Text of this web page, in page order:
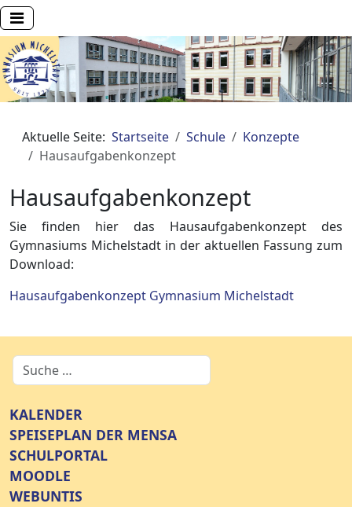
Aktuelle Seite: Startseite Schule
Konzepte
Hausaufgabenkonzept
Hausaufgabenkonzept
Sie finden hier das Hausaufgabenkonzept des
Gymnasiums Michelstadt in der aktuellen Fassung zum
Download:
Hausaufgabenkonzept Gymnasium Michelstadt
KALENDER
SPEISEPLAN DER MENSA
SCHULPORTAL
MOODLE
WEBUNTIS